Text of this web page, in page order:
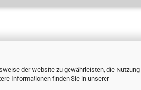
der Website zu gewährleisten, die Nutzung
Informationen finden Sie in unserer